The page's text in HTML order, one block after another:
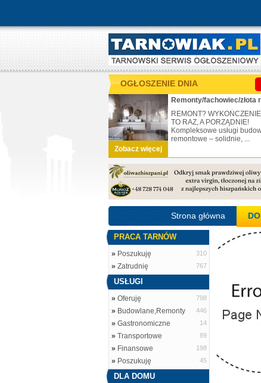
OGŁOSZENIE DNIA
Zobacz więcej
Remonty/fachowiec/złota
REMONT?
TO RAZ, A PORZĄDNIE!
Kompleksowe usługi
remontowe – solidnie, ...
Strona główna
PRACA TARNÓW
» Poszukuję 310
» Zatrudnię 767
USŁUGI
» Oferuję 798
» Budowlane,Remonty 446
» Gastronomiczne 14
» Transportowe 89
» Finansowe 198
» Poszukuję 45
DLA DOMU